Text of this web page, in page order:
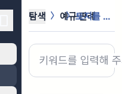
탐색 예규·판례 토지를 환지예정지 지정이후에 양도하는...